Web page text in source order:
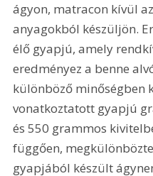
ágyon, matracon kívül
anyagokból készüljön.
élő gyapjú, amely
eredményez a benne
különböző minőségben
vonatkoztatott gyapjú
és 550 grammos
függően,
gyapjából készült